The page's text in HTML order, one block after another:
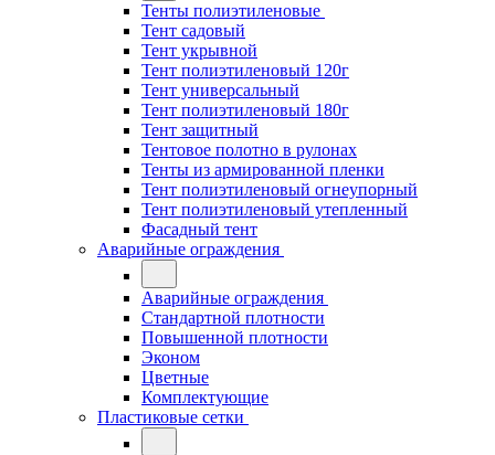
Тенты полиэтиленовые
Тент садовый
Тент укрывной
Тент полиэтиленовый 120г
Тент универсальный
Тент полиэтиленовый 180г
Тент защитный
Тентовое полотно в рулонах
Тенты из армированной пленки
Тент полиэтиленовый огнеупорный
Тент полиэтиленовый утепленный
Фасадный тент
Аварийные ограждения
Аварийные ограждения
Стандартной плотности
Повышенной плотности
Эконом
Цветные
Комплектующие
Пластиковые сетки